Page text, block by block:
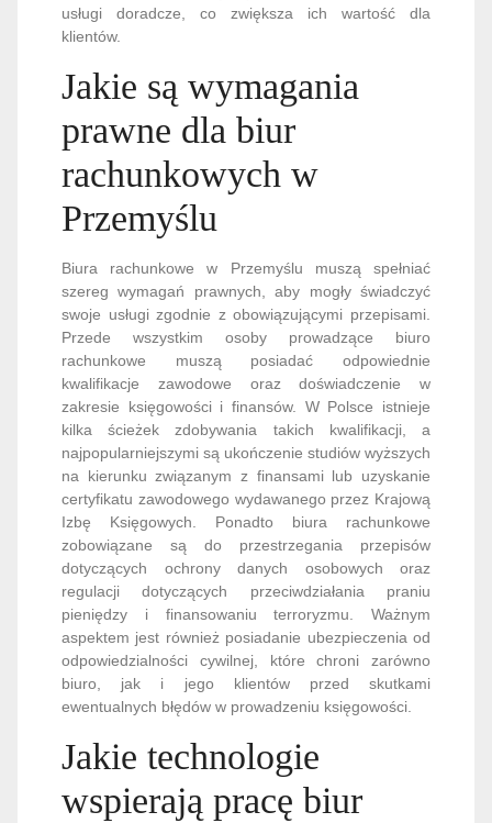
usługi doradcze, co zwiększa ich wartość dla
klientów.
Jakie są wymagania
prawne dla biur
rachunkowych w
Przemyślu
Biura rachunkowe w Przemyślu muszą spełniać
szereg wymagań prawnych, aby mogły świadczyć
swoje usługi zgodnie z obowiązującymi przepisami.
Przede wszystkim osoby prowadzące biuro
rachunkowe muszą posiadać odpowiednie
kwalifikacje zawodowe oraz doświadczenie w
zakresie księgowości i finansów. W Polsce istnieje
kilka ścieżek zdobywania takich kwalifikacji, a
najpopularniejszymi są ukończenie studiów wyższych
na kierunku związanym z finansami lub uzyskanie
certyfikatu zawodowego wydawanego przez Krajową
Izbę Księgowych. Ponadto biura rachunkowe
zobowiązane są do przestrzegania przepisów
dotyczących ochrony danych osobowych oraz
regulacji dotyczących przeciwdziałania praniu
pieniędzy i finansowaniu terroryzmu. Ważnym
aspektem jest również posiadanie ubezpieczenia od
odpowiedzialności cywilnej, które chroni zarówno
biuro, jak i jego klientów przed skutkami
ewentualnych błędów w prowadzeniu księgowości.
Jakie technologie
wspierają pracę biur